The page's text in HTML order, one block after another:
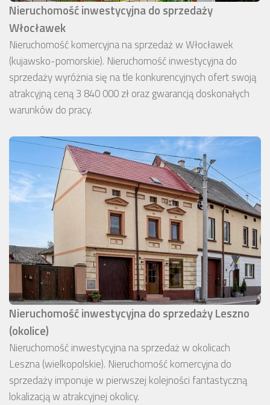
Nieruchomość inwestycyjna do sprzedaży
Włocławek
Nieruchomość komercyjna na sprzedaż w Włocławek
(kujawsko-pomorskie). Nieruchomość inwestycyjna do
sprzedaży wyróżnia się na tle konkurencyjnych ofert swoją
atrakcyjną ceną 3 840 000 zł oraz gwarancją doskonałych
warunków do pracy.
Nieruchomość inwestycyjna do sprzedaży Leszno
(okolice)
Nieruchomość inwestycyjna na sprzedaż w okolicach
Leszna (wielkopolskie). Nieruchomość komercyjna do
sprzedaży imponuje w pierwszej kolejności fantastyczną
lokalizacją w atrakcyjnej okolicy.